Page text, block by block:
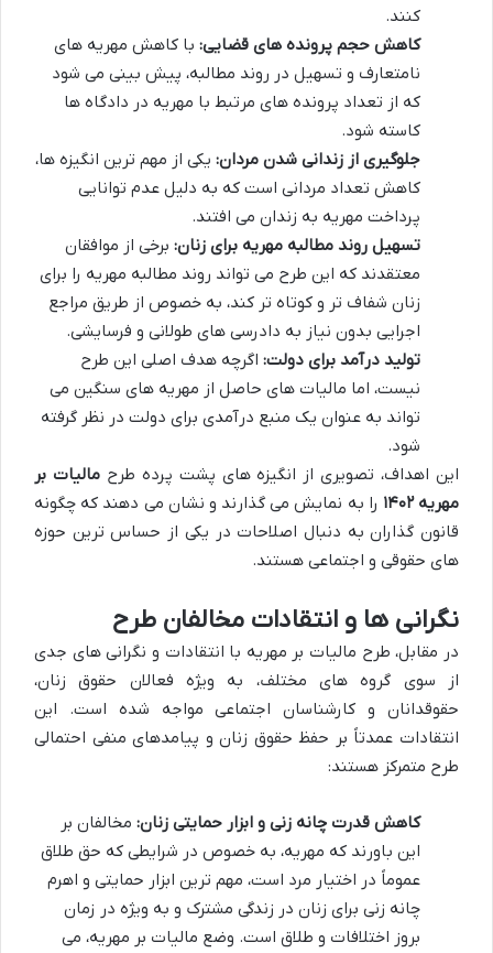
کنند.
کاهش حجم پرونده های قضایی: با کاهش مهریه های
نامتعارف و تسهیل در روند مطالبه، پیش بینی می شود
که از تعداد پرونده های مرتبط با مهریه در دادگاه ها
کاسته شود.
جلوگیری از زندانی شدن مردان: یکی از مهم ترین انگیزه ها،
کاهش تعداد مردانی است که به دلیل عدم توانایی
پرداخت مهریه به زندان می افتند.
تسهیل روند مطالبه مهریه برای زنان: برخی از موافقان
معتقدند که این طرح می تواند روند مطالبه مهریه را برای
زنان شفاف تر و کوتاه تر کند، به خصوص از طریق مراجع
اجرایی بدون نیاز به دادرسی های طولانی و فرسایشی.
تولید درآمد برای دولت: اگرچه هدف اصلی این طرح
نیست، اما مالیات های حاصل از مهریه های سنگین می
تواند به عنوان یک منبع درآمدی برای دولت در نظر گرفته
شود.
این اهداف، تصویری از انگیزه های پشت پرده طرحمالیات بر
مهریه ۱۴۰۲
را به نمایش می گذارند و نشان می دهند که چگونه
قانون گذاران به دنبال اصلاحات در یکی از حساس ترین حوزه
های حقوقی و اجتماعی هستند.
نگرانی ها و انتقادات مخالفان طرح
در مقابل، طرح مالیات بر مهریه با انتقادات و نگرانی های جدی
از سوی گروه های مختلف، به ویژه فعالان حقوق زنان،
حقوقدانان و کارشناسان اجتماعی مواجه شده است. این
انتقادات عمدتاً بر حفظ حقوق زنان و پیامدهای منفی احتمالی
طرح متمرکز هستند:
کاهش قدرت چانه زنی و ابزار حمایتی زنان: مخالفان بر
این باورند که مهریه، به خصوص در شرایطی که حق طلاق
عموماً در اختیار مرد است، مهم ترین ابزار حمایتی و اهرم
چانه زنی برای زنان در زندگی مشترک و به ویژه در زمان
بروز اختلافات و طلاق است. وضع مالیات بر مهریه، می